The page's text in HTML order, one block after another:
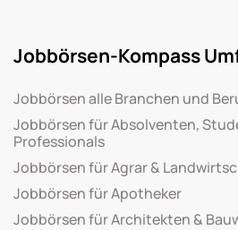
Jobbörsen-Kompass
Jobbörsen alle Branchen und
Jobbörsen für Absolventen,
Professionals
Jobbörsen für Agrar &
Jobbörsen für Apotheker
Jobbörsen für Architekten &